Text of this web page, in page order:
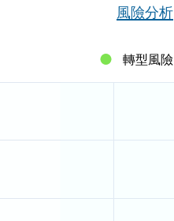
風險分析
轉型風險